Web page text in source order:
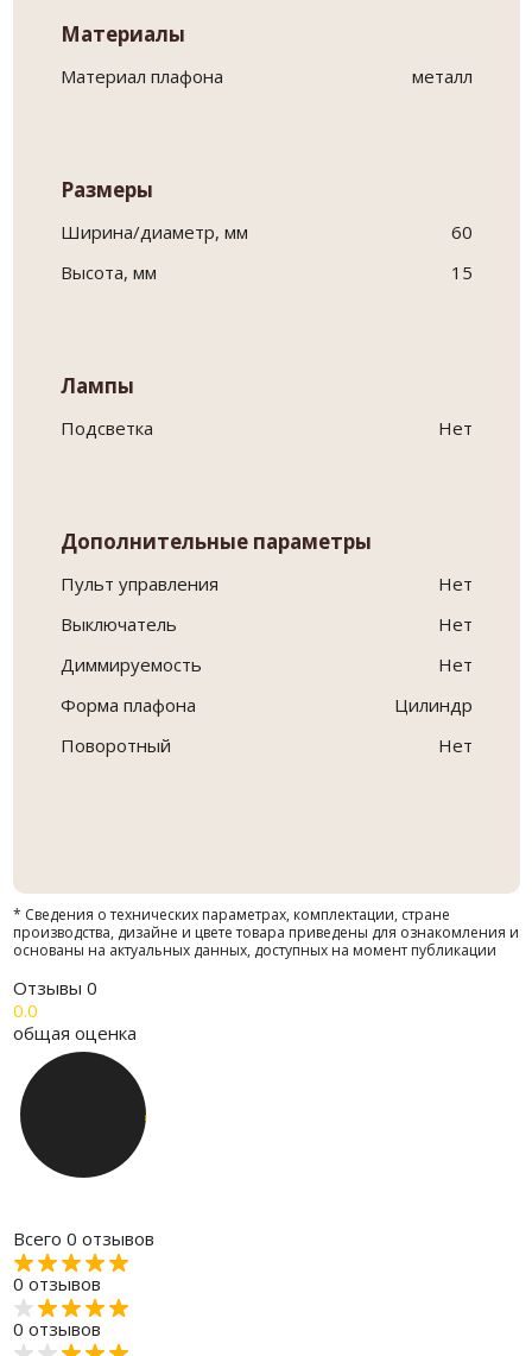
Материалы
Материал плафона металл
Размеры
Ширина/диаметр, мм
60
Высота, мм
15
Лампы
Подсветка Нет
Дополнительные параметры
Пульт управления
Нет
Выключатель
Нет
Диммируемость
Нет
Форма плафона
Цилиндр
Поворотный
Нет
* Сведения о технических параметрах, комплектации, стране
производства, дизайне и цвете товара приведены для ознакомления и
основаны на актуальных данных, доступных на момент публикации
Отзывы 0
0.0
общая оценка
Всего 0 отзывов
0 отзывов
0 отзывов